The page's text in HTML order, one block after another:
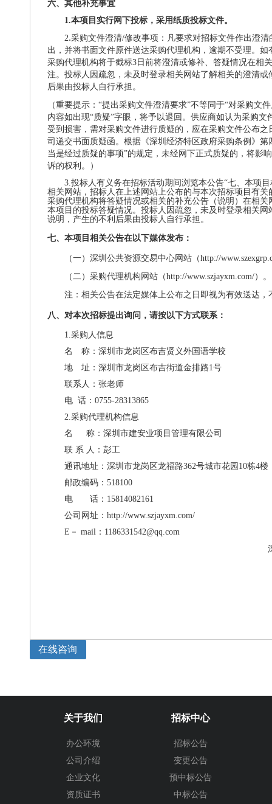
六、 其他补充事宜
1.本项目实行网下投标，采用纸质投标文件。
2.采购文件澄清/修改事项：凡要求对招标文件作出澄
出，并将书面文件原件送达采购代理机构，逾期不受理。
采购代理机构将于截标3日前将澄清或修补、答疑情况在相
注。投标人因疏忽，未及时登录相关网站了解相关的澄清
后果由投标人自行承担。
（重要提示： “提出采购文件澄清要求”不等同于“对采购文
内容如出现“质疑”字眼，将予以退回。供应商如认为采购
受到损害，需对采购文件进行质疑的，应在采购文件公布
司递交书面质疑函。根据《深圳经济特区政府采购条例》第
当是经过质疑的事项”的规定，未经网下正式质疑的，将影
诉的权利。）
3.投标人有义务在招标活动期间浏览本公告“七、本项
相关网站，招标人在上述网站上公布的与本次招标项目有
采购代理机构将答疑情况或相关的补充公告（说明）在相
本项目的投标答疑情况。投标人因疏忽，未及时登录相关
说明，产生的不利后果由投标人自行承担。
七、本项目相关公告在以下媒体发布：
（一） 深圳公共资源交易中心网站（http://
（二）采购代理机构网站（http://www.szjayxm.com/） 。
注：相关公告在法定媒体上公布之日即视为有效送达，
八、对本次招标提出询问，请按以下方式联系：
1.采购人信息
名 称：深圳市龙岗区布吉贤义外国语学校
地 址：深圳市龙岗区布吉街道金排路1号
联系人：张老师
电 话： 0755-28313865
2.采购代理机构信息
名
称：深圳市建安业项目管理有限公司
联 系 人：彭工
通讯地址：深圳市龙岗区龙福路362号城市花园10栋4楼
邮政编码： 518100
电 话： 15814082161
公司网址： http://www.szjayxm.com/
E－ mail： 1186331542@qq.com
在线咨询
关于我们
办公环境
公司介绍
企业文化
资质证书
招标中心
招标公告
变更公告
预中标公告
中标公告